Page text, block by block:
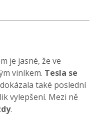
je jasné, že ve
viníkem. Tesla se
také poslední
vylepšení. Mezi ně
.